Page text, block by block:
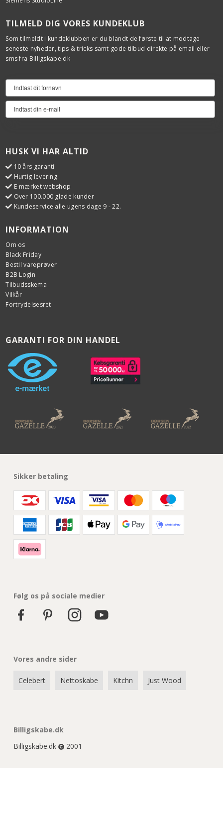
TILMELD DIG VORES KUNDEKLUB
Som tilmeldt i kundeklubben er du blandt de første til at modtage
seneste nyheder, tips & tricks samt gode tilbud direkte på email eller
sms fra Billigskabe.dk
HUSK VI HAR ALTID
10 års garanti
Hurtig levering
E-mærket webshop
Over 100.000 glade kunder
Kundeservice alle ugens dage 9 - 22.
INFORMATION
Om os
Black Friday
Bestil vareprøver
B2B Login
Tilbudsskema
Vilkår
Fortrydelsesret
GARANTI FOR DIN HANDEL
Sikker betaling
Følg os på sociale medier
Vores andre sider
Celebert Nettoskabe Kitchn Just Wood
Billigskabe.dk
Billigskabe.dk
2001